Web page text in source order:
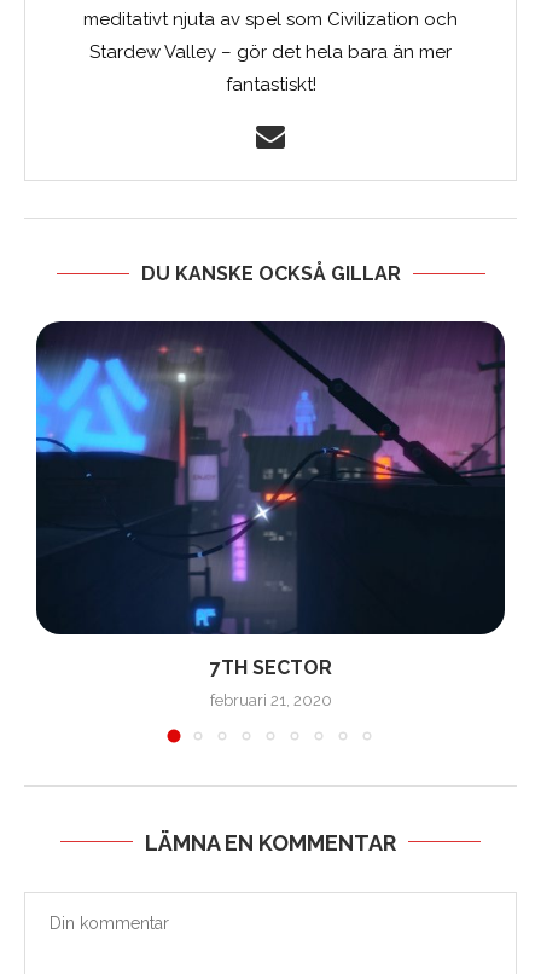
meditativt njuta av spel som Civilization och
Stardew Valley – gör det hela bara än mer
fantastiskt!
DU KANSKE OCKSÅ GILLAR
7TH SECTOR
februari 21, 2020
LÄMNA EN KOMMENTAR